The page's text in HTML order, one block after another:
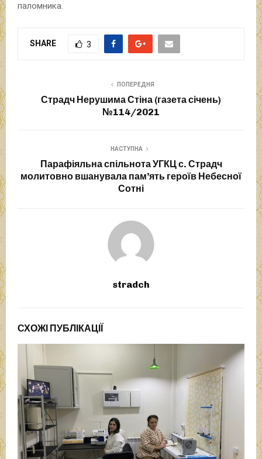
паломника.
SHARE 3
ПОПЕРЕДНЯ
Страдч Нерушима Стіна (газета січень)
№114/2021
НАСТУПНА
Парафіяльна спільнота УГКЦ с. Страдч
молитовно вшанувала пам’ять героїв Небесної
Сотні
stradch
СХОЖІ ПУБЛІКАЦІЇ